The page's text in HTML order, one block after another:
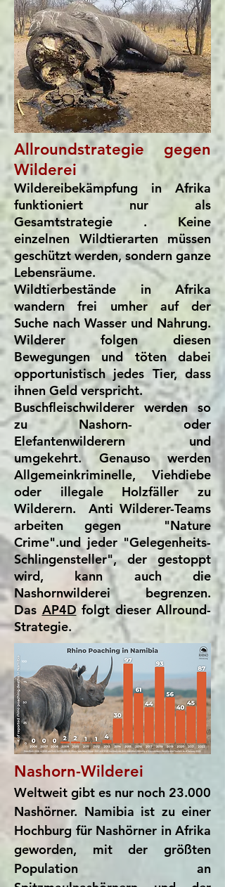
Allroundstrategie gegen
Wilderei
Wildereibekämpfung in Afrika
funktioniert nur als
Gesamtstrategie . Keine
einzelnen Wildtierarten müssen
geschützt werden, sondern ganze
Lebensräume.
Wildtierbestände in Afrika
wandern frei umher auf der
Suche nach Wasser und Nahrung.
Wilderer folgen diesen
Bewegungen und töten dabei
opportunistisch jedes Tier, dass
ihnen Geld verspricht.
Buschfleischwilderer werden so
zu Nashorn- oder
Elefantenwilderern und
umgekehrt. Genauso werden
Allgemeinkriminelle, Viehdiebe
oder illegale Holzfäller zu
Wilderern. Anti Wilderer-Teams
arbeiten gegen "Nature
Crime".und jeder "Gelegenheits-
Schlingensteller", der gestoppt
wird, kann auch die
Nashornwilderei begrenzen.
Das AP4D folgt dieser Allround-
Strategie.
Nashorn-Wilderei
Weltweit gibt es nur noch 23.000
Nashörner. Namibia ist zu einer
Hochburg für Nashörner in Afrika
geworden, mit der größten
Population an